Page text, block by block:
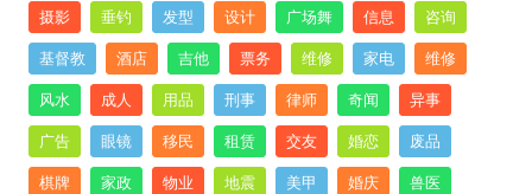
摄影 垂钓 发型 设计 广场舞 信息 咨询
基督教 酒店 吉他 票务 维修 家电 维修
风水 成人 用品 刑事 律师 奇闻 异事
广告 眼镜 移民 租赁 交友 婚恋 废品
棋牌 家政 物业 地震 美甲 婚庆 兽医